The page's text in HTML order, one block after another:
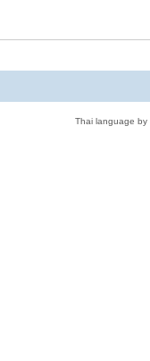
Thai language by